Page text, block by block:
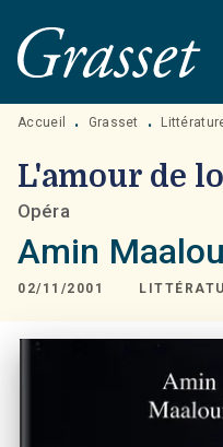
MENU
PIED DE PAGE
Accueil • Grasset •
L'amour de
Opéra
Amin
02/11/2001